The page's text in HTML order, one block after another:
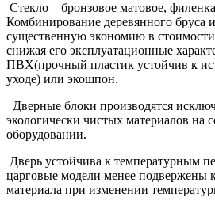
Стекло – бронзовое матовое,
Комбинирование деревянного
существенную экономию в
снижая его эксплуатационные
ПВХ(прочный пластик устойчив к
уходе) или экошпон.
Дверные блоки производятся
экологически чистых материалов на
оборудовании.
Дверь устойчива к температурным
царговые модели менее подвержены
материала при изменении